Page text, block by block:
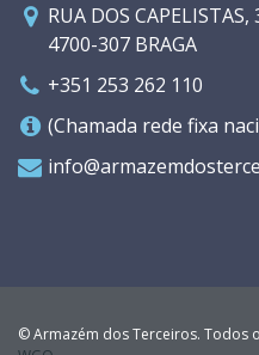
RUA DOS CAPELISTAS,
4700-307 BRAGA
+351 253 262 110
(Chamada rede fixa
© Armazém dos Terceiros. Todos